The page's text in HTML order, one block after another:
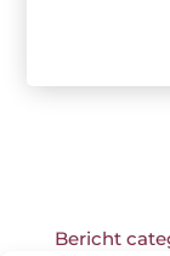
Bericht